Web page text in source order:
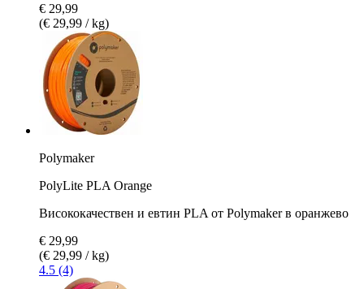
€ 29,99
(€ 29,99 / kg)
Polymaker
PolyLite PLA Orange
Висококачествен и евтин PLA от Polymaker в оранжево
€ 29,99
(€ 29,99 / kg)
4.5 (4)